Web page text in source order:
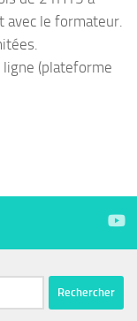
avec le formateur.
ligne (plateforme